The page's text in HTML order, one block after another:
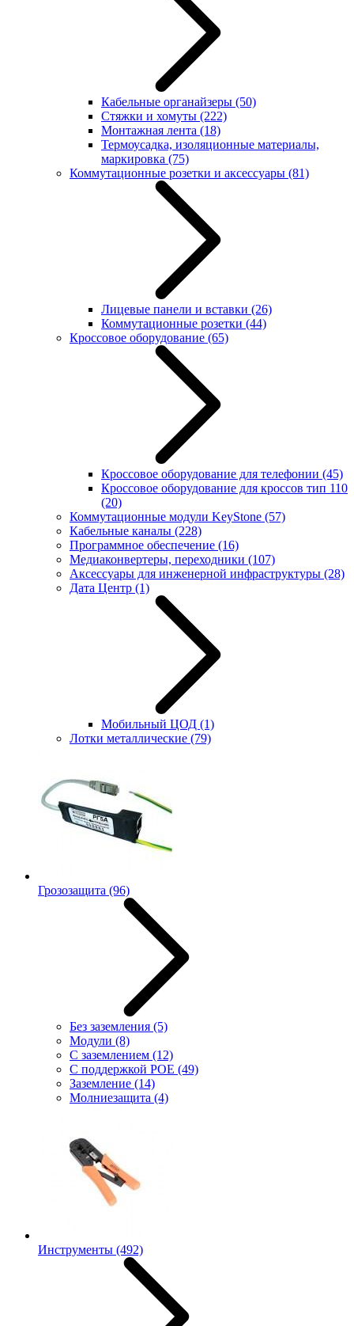
Кабельные органайзеры (50)
Стяжки и хомуты (222)
Монтажная лента (18)
Термоусадка, изоляционные материалы,
маркировка (75)
Коммутационные розетки и аксессуары (81)
Лицевые панели и вставки (26)
Коммутационные розетки (44)
Кроссовое оборудование (65)
Кроссовое оборудование для телефонии (45)
Кроссовое оборудование для кроссов тип 110
(20)
Коммутационные модули KeyStone (57)
Кабельные каналы (228)
Программное обеспечение (16)
Медиаконвертеры, переходники (107)
Аксессуары для инженерной инфраструктуры (28)
Дата Центр (1)
Мобильный ЦОД (1)
Лотки металлические (79)
Грозозащита (96)
Без заземления (5)
Модули (8)
С заземлением (12)
С поддержкой POE (49)
Заземление (14)
Молниезащита (4)
Инструменты (492)